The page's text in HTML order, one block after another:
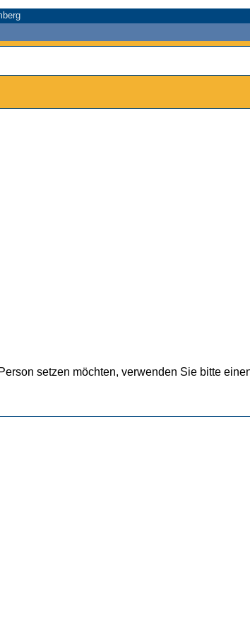
setzen möchten, verwenden Sie bitte